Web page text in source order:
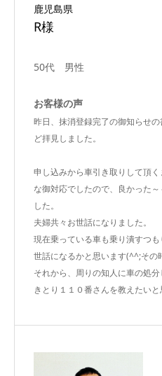
鹿児島県
R様
50代 男性
お客様の声
昨日、抹消登録完了の御知らせ
ど拝見しました。
申し込みから車引き取りして頂
な御対応でしたので、良かった
した。
夫婦共々お世話になりました。
現在乗っている車も乗り潰すつ
世話になるかと思います(^^;そ
それから、周りの知人に車の処
きとり１１０番さんを教えたいと